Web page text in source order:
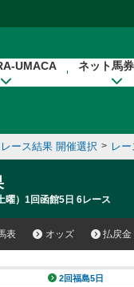
UMACA ネット馬
レース結果 開催選択 > レ
曜）1回函館5日 6レース
表 オッズ 払戻金
2回福島5日